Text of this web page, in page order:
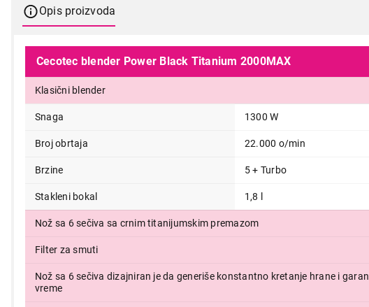
Opis proizvoda
Cecotec blender Power Black Titanium 2000MAX
Klasični blender
Snaga 1300 W
Broj obrtaja 22.000 o/min
Brzine 5 + Turbo
Stakleni bokal 1,8 l
Nož sa 6 sečiva sa crnim titanijumskim premazom
Filter za smuti
Nož sa 6 sečiva dizajniran je da generiše konstantno kretanje hrane i
vreme